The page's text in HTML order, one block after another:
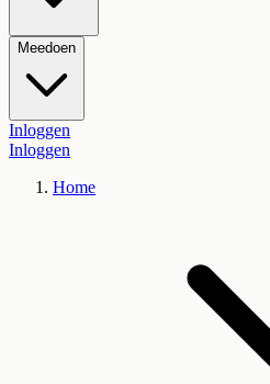
Meedoen
Inloggen
Inloggen
Home